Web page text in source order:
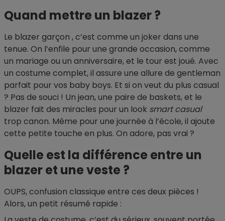
Quand mettre un blazer ?
Le blazer garçon , c’est comme un joker dans une
tenue. On l’enfile pour une grande occasion, comme
un mariage ou un anniversaire, et le tour est joué. Avec
un costume complet, il assure une allure de gentleman
parfait pour vos baby boys. Et si on veut du plus casual
? Pas de souci ! Un jean, une paire de baskets, et le
blazer fait des miracles pour un look smart casual
trop canon. Même pour une journée à l’école, il ajoute
cette petite touche en plus. On adore, pas vrai ?
Quelle est la différence entre un
blazer et une veste ?
OUPS, confusion classique entre ces deux pièces !
Alors, un petit résumé rapide :